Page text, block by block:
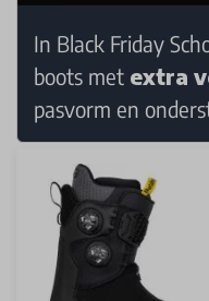
In Black Friday
boots met extra
pasvorm en